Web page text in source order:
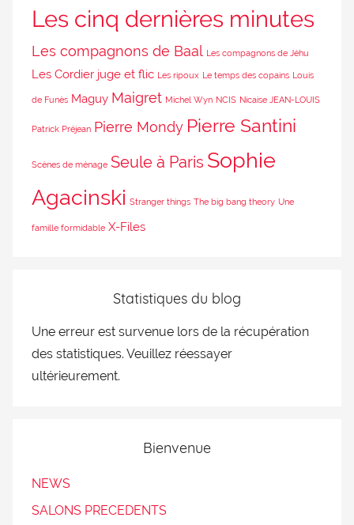
Les cinq dernières minutes
Les compagnons de Baal Les compagnons de Jéhu
Les Cordier juge et flic Les ripoux Le temps des copains Louis
de Funès Maguy Maigret Michel Wyn NCIS Nicaise JEAN-LOUIS
Patrick Préjean Pierre Mondy Pierre Santini
Scènes de ménage Seule à Paris Sophie
Agacinski Stranger things The big bang theory Une
famille formidable X-Files
Statistiques du blog
Une erreur est survenue lors de la récupération
des statistiques. Veuillez réessayer
ultérieurement.
Bienvenue
NEWS
SALONS PRECEDENTS